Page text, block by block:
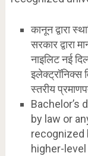
कानून द्वारा
सरकार द्वारा
नाइलिट नई
इलेक्ट्रॉनिक्स
स्तरीय
Bachelor’s
by law or
recognized
higher-